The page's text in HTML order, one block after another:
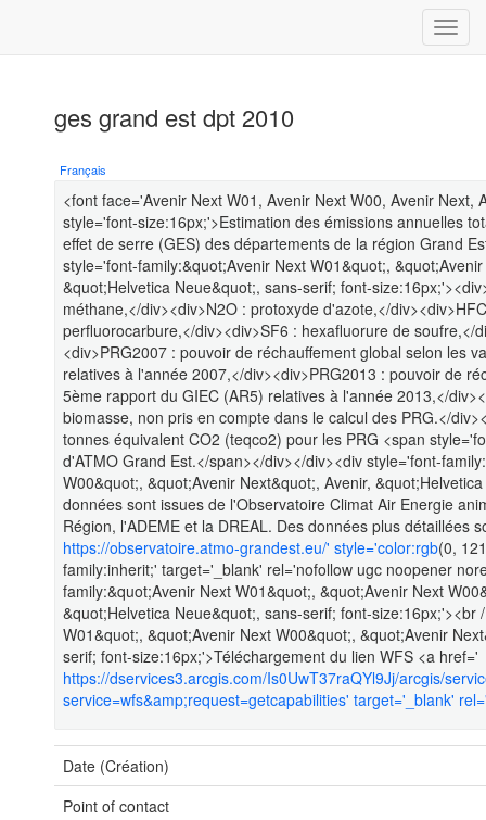
ges grand est dpt 2010
Français
<font face='Avenir Next W01, Avenir Next W00, Avenir Next,
style='font-size:16px;'>Estimation des émissions annuelles
effet de serre (GES) des départements de la région Grand
style='font-family:&quot;Avenir Next W01&quot;,
&quot;Helvetica Neue&quot;, sans-serif; font-
méthane,</div><div>N2O : protoxyde d'azote,</
perfluorocarbure,</div><div>SF6 : hexafluorure de soufre,</
<div>PRG2007 : pouvoir de réchauffement global selon les
relatives à l'année 2007,</div><div>PRG2013 : pouvoir de
5ème rapport du GIEC (AR5) relatives à l'année 2013,</
biomasse, non pris en compte dans le calcul des PRG.</
tonnes équivalent CO2 (teqco2) pour les PRG <span
d'ATMO Grand Est.</span></div></div><div style='font-
W00&quot;, &quot;Avenir Next&quot;, Avenir,
données sont issues de l'Observatoire Climat Air Energie
Région, l'ADEME et la DREAL. Des données plus détaillées
https://observatoire.atmo-grandest.eu/' style='color:rgb(0,
family:inherit;' target='_blank' rel='nofollow ugc noopener
family:&quot;Avenir Next W01&quot;, &quot;Avenir Next
&quot;Helvetica Neue&quot;, sans-serif; font-
W01&quot;, &quot;Avenir Next W00&quot;, &quot;Avenir
serif; font-size:16px;'>Téléchargement du lien WFS <a href='
https://dservices3.arcgis.com/Is0UwT37raQYl9Jj/arcgis/
service=wfs&amp;request=getcapabilities' target='_blank'
Date (Création)
Point of contact